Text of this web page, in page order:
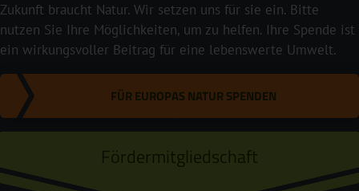
Zukunft braucht Natur. Wir setzen uns für sie ein. Bitte
nutzen Sie Ihre Möglichkeiten, um zu helfen. Ihre Spende ist
ein wirkungsvoller Beitrag für eine lebenswerte Umwelt.
FÜR EUROPAS NATUR SPENDEN
Fördermitgliedschaft